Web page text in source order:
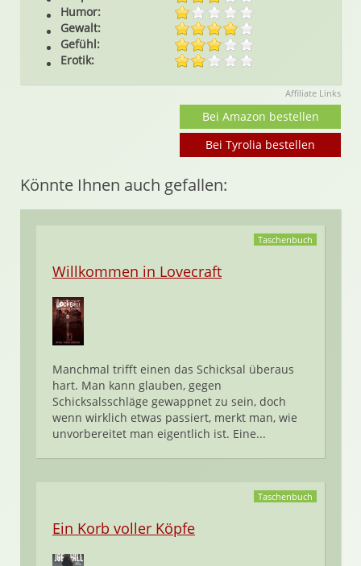
Humor:
Gewalt:
Gefühl:
Erotik:
Affiliate Links
Bei Amazon bestellen
Bei Tyrolia bestellen
Könnte Ihnen auch gefallen:
Taschenbuch
Willkommen in Lovecraft
Manchmal trifft einen das Schicksal überaus
hart. Man kann glauben, gegen
Schicksalsschläge gewappnet zu sein, doch
wenn wirklich etwas passiert, merkt man, wie
unvorbereitet man eigentlich ist. Eine...
Taschenbuch
Ein Korb voller Köpfe